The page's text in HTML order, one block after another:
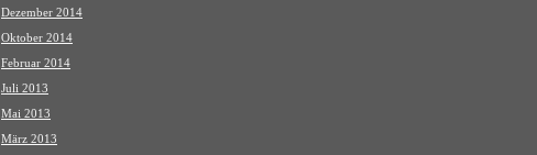
Dezember 2014
Oktober 2014
Februar 2014
Juli 2013
Mai 2013
März 2013